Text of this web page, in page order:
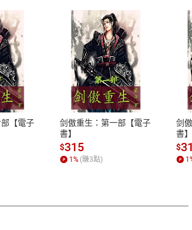
方式
用卡、LINE PAY、AFTEE
退
本店是否提
之權利，
除權合理例
質各有不
照各商品說
【電子
剑傲重生：第一部【電子
書】
$315
1 % (賺3點)
剑
書】
$
1